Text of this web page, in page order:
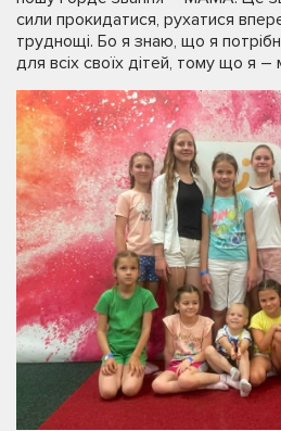
сили прокидатися, рухатися
труднощі. Бо я знаю, що я
для всіх своїх дітей, тому що я